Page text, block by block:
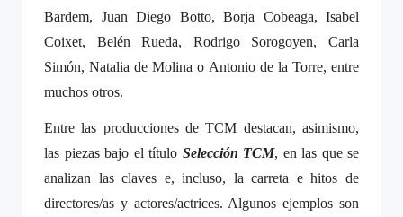
Bardem, Juan Diego Botto, Borja Cobeaga, Isabel
Coixet, Belén Rueda, Rodrigo Sorogoyen, Carla
Simón, Natalia de Molina o Antonio de la Torre, entre
muchos otros.
Entre las producciones de TCM destacan, asimismo,
las piezas bajo el título Selección TCM, en las que se
analizan las claves e, incluso, la carreta e hitos de
directores/as y actores/actrices. Algunos ejemplos son